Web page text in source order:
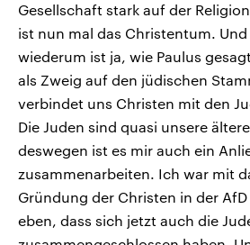
Gesellschaft stark auf der
ist nun mal das Christentum.
wiederum ist ja, wie Paulus
als Zweig auf den jüdischen
verbindet uns Christen mit den
Die Juden sind quasi unsere
deswegen ist es mir auch ein
zusammenarbeiten. Ich war mit
Gründung der Christen in der
eben, dass sich jetzt auch die